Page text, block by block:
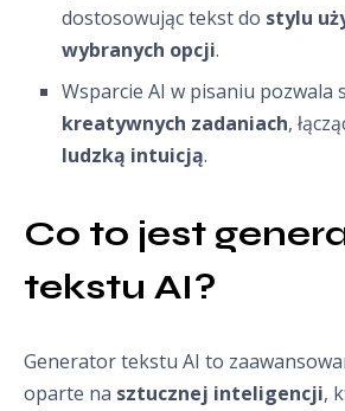
dostosowując tekst do stylu
wybranych opcji.
Wsparcie AI w pisaniu pozwala
kreatywnych zadaniach,
ludzką intuicją.
Co to jest
tekstu AI?
Generator tekstu AI to
oparte na sztucznej inteligencji,